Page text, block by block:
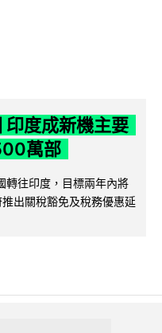
度成新機主要
萬部
往印度，目標兩年內將
出關稅豁免及稅務優惠延